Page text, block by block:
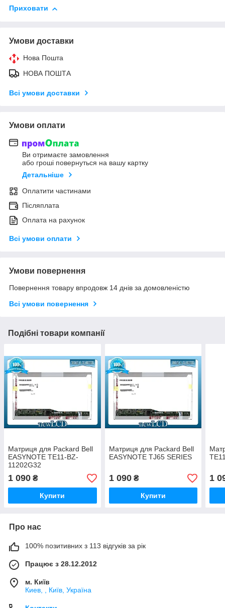
Приховати
Умови доставки
Нова Пошта
НОВА ПОШТА
Всі умови доставки
Умови оплати
Ви отримаєте замовлення
або гроші повернуться на вашу картку
Детальніше
Оплатити частинами
Післяплата
Оплата на рахунок
Всі умови оплати
Умови повернення
Повернення товару впродовж 14 днів за домовленістю
Всі умови повернення
Подібні товари компанії
Матриця для Packard Bell
EASYNOTE TE11-BZ-
11202G32
1 090 ₴
Купити
Матриця для Packard Bell
EASYNOTE TJ65 SERIES
1 090₴
Купити
1
Про нас
100% позитивних з 113 відгуків за рік
Працює з 28.12.2012
м. Київ
Киев, , Київ, Україна